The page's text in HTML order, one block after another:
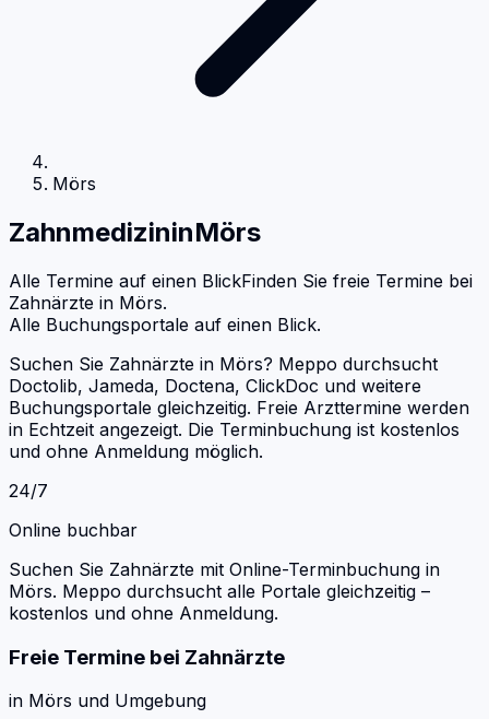
Mörs
ZahnmedizininMörs
Alle Termine auf einen BlickFinden Sie freie Termine bei
Zahnärzte in Mörs.
Alle Buchungsportale auf einen Blick.
Suchen Sie Zahnärzte in Mörs? Meppo durchsucht
Doctolib, Jameda, Doctena, ClickDoc und weitere
Buchungsportale gleichzeitig. Freie Arzttermine werden
in Echtzeit angezeigt. Die Terminbuchung ist kostenlos
und ohne Anmeldung möglich.
24/7
Online buchbar
Suchen Sie Zahnärzte mit Online-Terminbuchung in
Mörs. Meppo durchsucht alle Portale gleichzeitig –
kostenlos und ohne Anmeldung.
Freie Termine bei Zahnärzte
in Mörs und Umgebung